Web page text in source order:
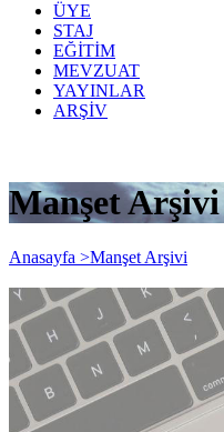
ÜYE
STAJ
EĞİTİM
MEVZUAT
YAYINLAR
ARŞİV
Manşet Arşivi
Anasayfa >Manşet Arşivi